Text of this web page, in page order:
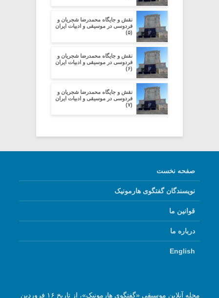
نقش و جایگاه محمدرضا شجریان و
فردوسی در موسیقی و ادبیات ایران
(۵)
نقش و جایگاه محمدرضا شجریان و
فردوسی در موسیقی و ادبیات ایران
(۶)
نقش و جایگاه محمدرضا شجریان و
فردوسی در موسیقی و ادبیات ایران
(۷)
صفحه نخست
نویسندگان گفتگوی هارمونیک
قوانین ما
درباره ما
English
مجله آنلاین موسیقی «گفتگوی هارمونیک»، از تاریخ ۱۶ فروردین